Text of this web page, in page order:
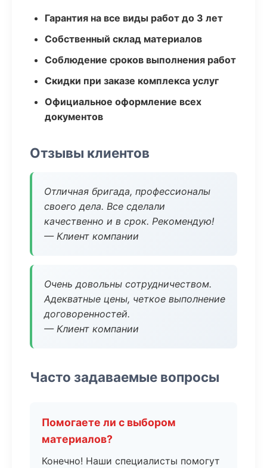
Гарантия на все виды работ до 3 лет
Собственный склад материалов
Соблюдение сроков выполнения работ
Скидки при заказе комплекса услуг
Официальное оформление всех
документов
Отзывы клиентов
Отличная бригада, профессионалы
своего дела. Все сделали
качественно и в срок. Рекомендую!
— Клиент компании
Очень довольны сотрудничеством.
Адекватные цены, четкое выполнение
договоренностей.
— Клиент компании
Часто задаваемые вопросы
Помогаете ли с выбором
материалов?
Конечно! Наши специалисты помогут